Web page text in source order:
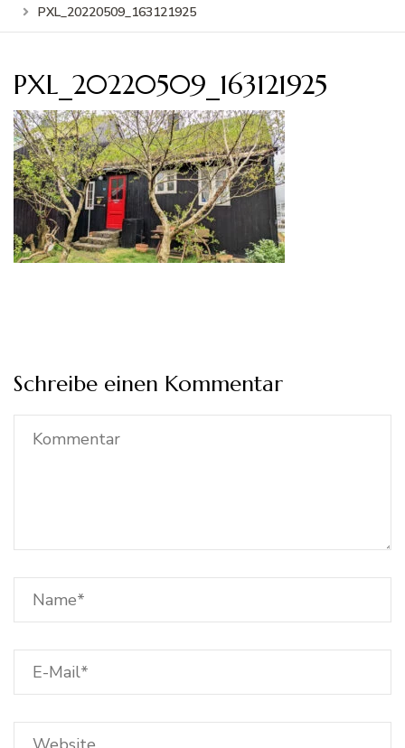
PXL_20220509_163121925
PXL_20220509_163121925
Schreibe einen Kommentar